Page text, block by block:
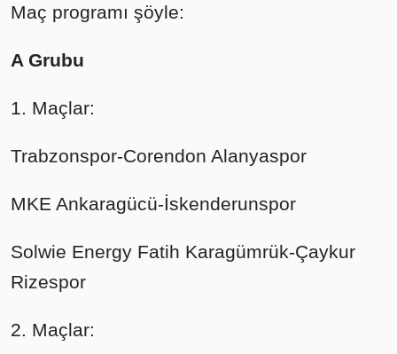
Maç programı şöyle:
A Grubu
1. Maçlar:
Trabzonspor-Corendon Alanyaspor
MKE Ankaragücü-İskenderunspor
Solwie Energy Fatih Karagümrük-Çaykur
Rizespor
2. Maçlar: